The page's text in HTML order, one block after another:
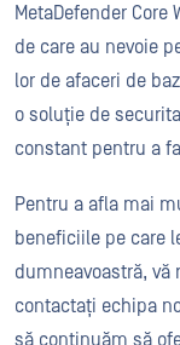
MetaDefender
de care au nevoie
lor de afaceri de
o soluție de
constant pentru a
Pentru a afla mai
beneficiile pe care
dumneavoastră,
contactați echipa
să continuăm să